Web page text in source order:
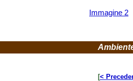
Immagine 2
[<